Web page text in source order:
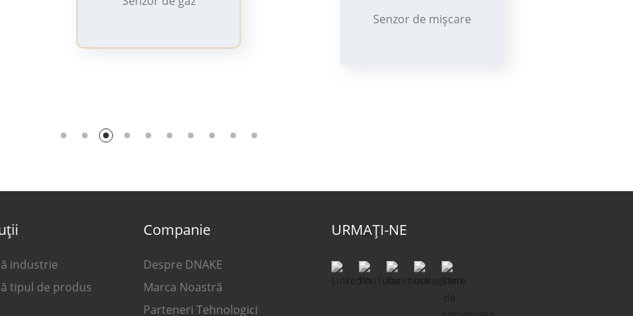
Senzor de mișcare
industrie
tipul de produs
Companie
Despre DNAKE
Marca Noastră
Parteneri Tehnologici
URMAȚI-NE